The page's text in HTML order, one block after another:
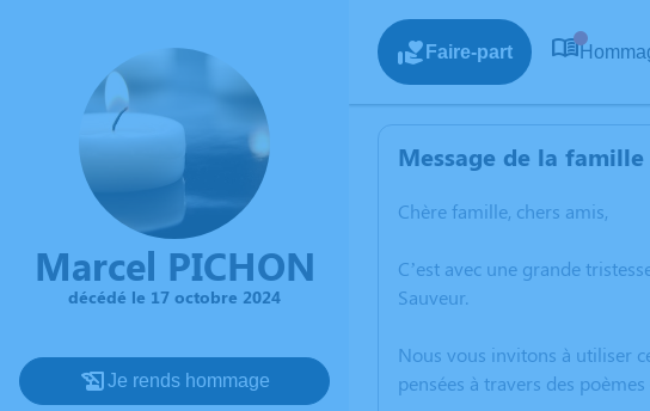
Marcel PICHON
décédé le 17 octobre 2024
Je rends hommage
Faire-part
Message de la famille
Chère famille, chers amis,
C’est avec une grande
Sauveur.
Nous vous invitons à utiliser
pensées à travers des